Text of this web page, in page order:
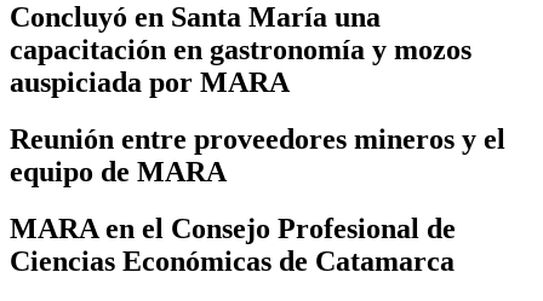
Concluyó en Santa María una
capacitación en gastronomía y mozos
auspiciada por MARA
Reunión entre proveedores mineros y el
equipo de MARA
MARA en el Consejo Profesional de
Ciencias Económicas de Catamarca